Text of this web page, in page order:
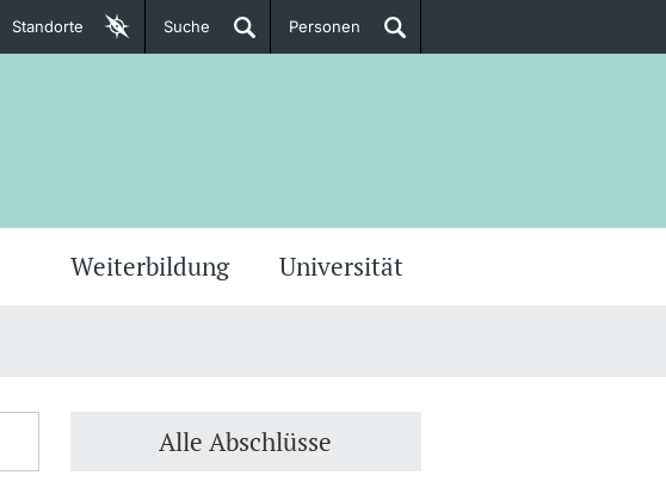
Standorte Suche Personen
Weiterbildung Universität
Alle Abschlüsse